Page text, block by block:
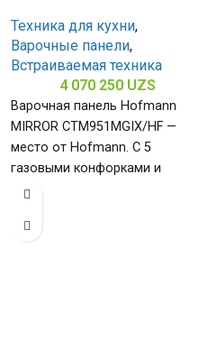
Техника для кухни,
Варочные панели,
Встраиваемая техника
4 070 250 UZS
Варочная панель Hofmann
MIRROR CTM951MGIX/HF —
место от Hofmann. С 5
газовыми конфорками и
поверхностью из
(габариты 80